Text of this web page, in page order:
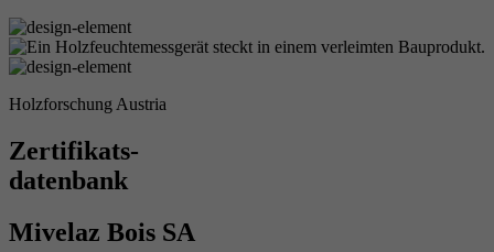
Holzforschung Austria
Zertifikats-
datenbank
Mivelaz Bois SA